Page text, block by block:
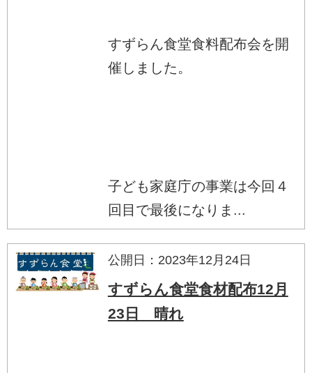
すずらん食堂食料配布会を開
催しました。
子ども家庭庁の事業は今回４
回目で最後になりま...
公開日：2023年12月24日
すずらん食堂食材配布12月
23日 晴れ